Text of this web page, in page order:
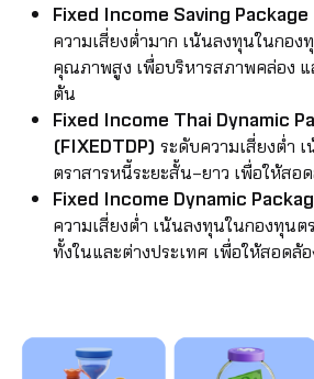
Fixed Income Saving Package
ความเสี่ยงต่ำมาก เน้นลงทุนในกอ
คุณภาพสูง เพื่อบริหารสภาพคล่อง แ
ต้น
Fixed Income Thai Dynamic
(FIXEDTDP) ระดับความเสี่ยงต่ำ
ตราสารหนี้ระยะสั้น–ยาว เพื่อให้สอ
Fixed Income Dynamic
ความเสี่ยงต่ำ เน้นลงทุนในกองทุนต
ทั้งในและต่างประเทศ เพื่อให้สอดล้